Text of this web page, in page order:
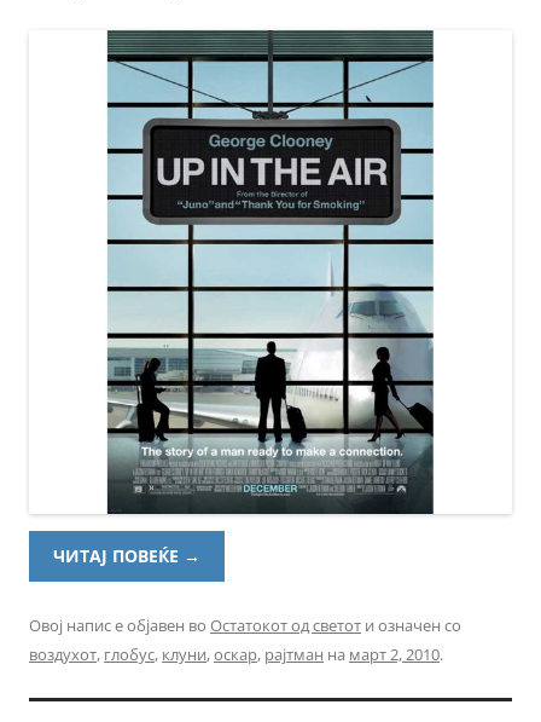
ЧИТАЈ ПОВЕЌЕ →
Овој напис е објавен во Остатокот од светот и означен со
воздухот, глобус, клуни,оскар, рајтман на март 2, 2010.